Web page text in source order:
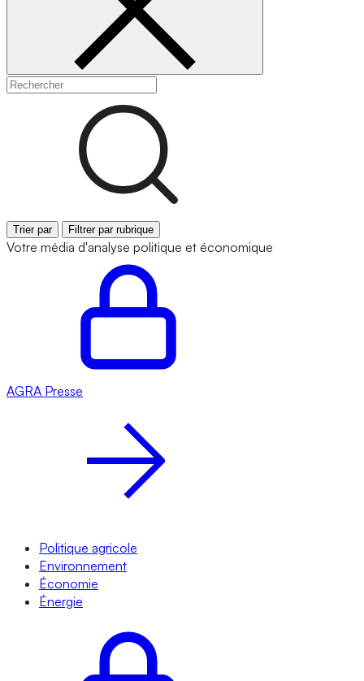
Trier par Filtrer par rubrique
Votre média d'analyse politique et économique
AGRA Presse
Politique agricole
Environnement
Économie
Énergie